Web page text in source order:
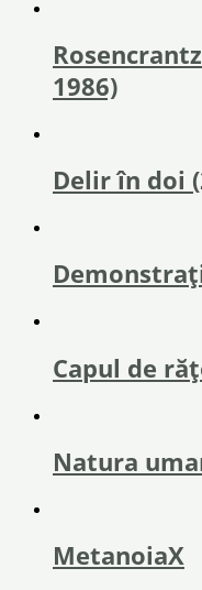
1986)
Delir în doi
Capul de
Natura
MetanoiaX